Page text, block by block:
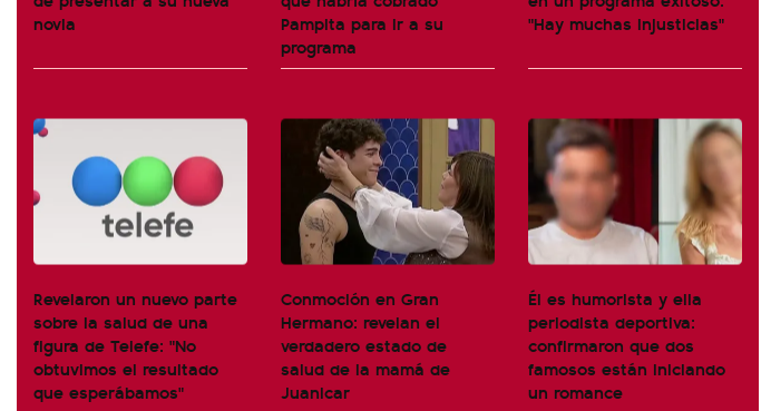
novia
Pampita para ir a su
programa
"Hay muchas injusticias"
Revelaron un nuevo parte
sobre la salud de una
figura de Telefe: "No
obtuvimos el resultado
que esperábamos"
Conmoción en Gran
Hermano: revelan el
verdadero estado de
salud de la mamá de
Juanicar
Él es humorista y ella
periodista deportiva:
confirmaron que dos
famosos están iniciando
un romance